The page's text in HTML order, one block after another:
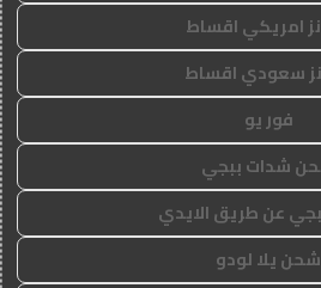
امريكي اقساط
سعودي اقساط
فور يو
شدات ببجي
عن طريق الايدي
شحن يلا لودو